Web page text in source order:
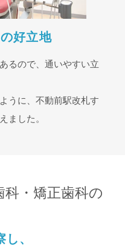
好立地
るので、通いやすい立
うに、不動前駅改札す
ました。
・矯正歯科の
、